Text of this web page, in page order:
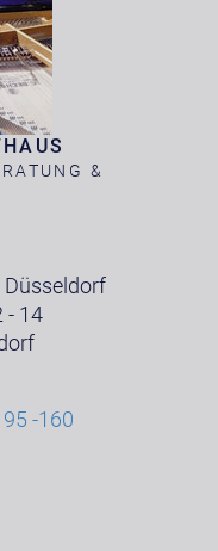
&
Düsseldorf
- 14
-160